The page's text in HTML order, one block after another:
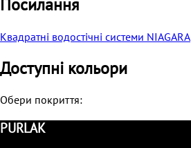
Посилання
Квадратні водостічні системи NIAGARA
Доступні кольори
Обери покриття:
PURLAK